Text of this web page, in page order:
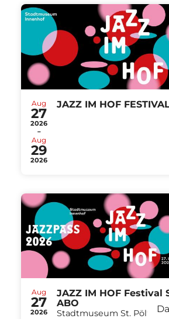
Aug
27
2026
-
Aug
29
2026
JAZZ IM HOF
Aug
27
2026
JAZZ IM HOF Festival
ABO
Stadtmuseum St. Pölten